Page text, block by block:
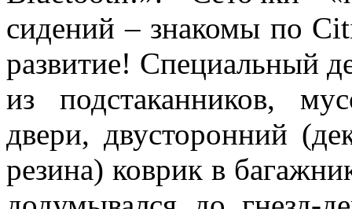
сидений – знакомы по
развитие! Специальный
из подстаканников,
двери, двусторонний
резина) коврик в